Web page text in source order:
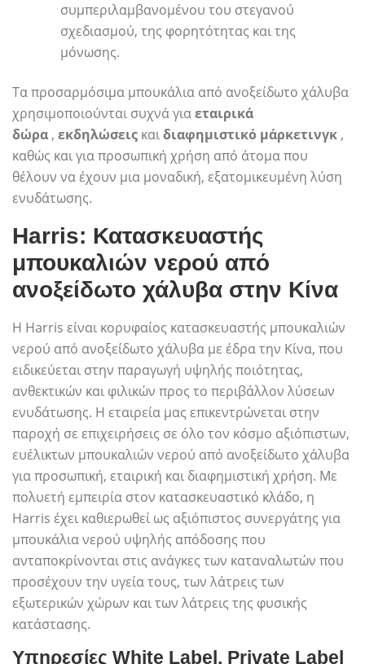
συμπεριλαμβανομένου του στεγανού
σχεδιασμού, της φορητότητας και της
μόνωσης.
Τα προσαρμόσιμα μπουκάλια από ανοξείδωτο χάλυβα
χρησιμοποιούνται συχνά γιαεταιρικά
δώρα , εκδηλώσεις καιδιαφημιστικό μάρκετινγκ ,
καθώς και για προσωπική χρήση από άτομα που
θέλουν να έχουν μια μοναδική, εξατομικευμένη λύση
ενυδάτωσης.
Harris: Κατασκευαστής
μπουκαλιών νερού από
ανοξείδωτο χάλυβα στην Κίνα
Η Harris είναι κορυφαίος κατασκευαστής μπουκαλιών
νερού από ανοξείδωτο χάλυβα με έδρα την Κίνα, που
ειδικεύεται στην παραγωγή υψηλής ποιότητας,
ανθεκτικών και φιλικών προς το περιβάλλον λύσεων
ενυδάτωσης. Η εταιρεία μας επικεντρώνεται στην
παροχή σε επιχειρήσεις σε όλο τον κόσμο αξιόπιστων,
ευέλικτων μπουκαλιών νερού από ανοξείδωτο χάλυβα
για προσωπική, εταιρική και διαφημιστική χρήση. Με
πολυετή εμπειρία στον κατασκευαστικό κλάδο, η
Harris έχει καθιερωθεί ως αξιόπιστος συνεργάτης για
μπουκάλια νερού υψηλής απόδοσης που
ανταποκρίνονται στις ανάγκες των καταναλωτών που
προσέχουν την υγεία τους, των λάτρεις των
εξωτερικών χώρων και των λάτρεις της φυσικής
κατάστασης.
Υπηρεσίες White Label, Private Label